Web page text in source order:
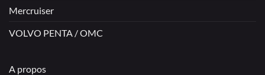
Mercruiser
VOLVO PENTA / OMC
A propos